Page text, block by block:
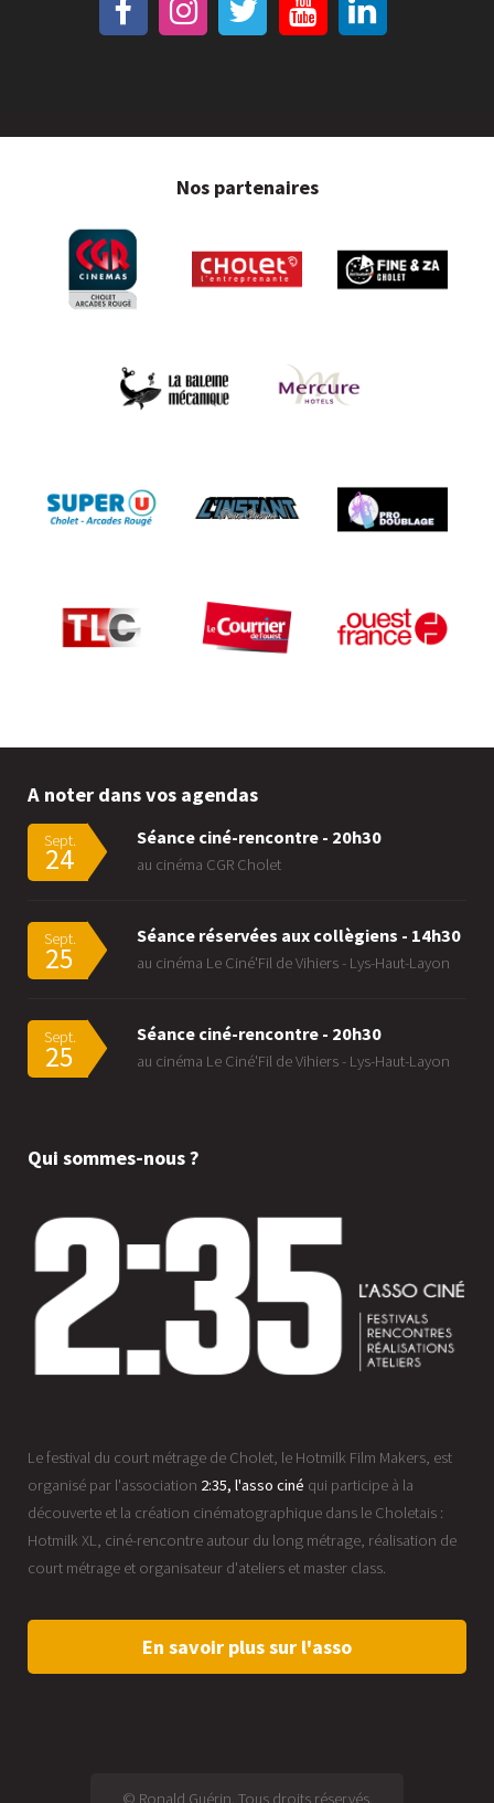
Nos partenaires
A noter dans vos agendas
Sept.
24
Séance ciné-rencontre - 20h30
au cinéma CGR Cholet
Sept.
25
Séance réservées aux collègiens - 14h30
au cinéma Le Ciné'Fil de Vihiers - Lys-Haut-Layon
Sept.
25
Séance ciné-rencontre - 20h30
au cinéma Le Ciné'Fil de Vihiers - Lys-Haut-Layon
Qui sommes-nous ?
Le festival du court métrage de Cholet, le Hotmilk Film Makers, est
organisé par l'association 2:35, l'asso ciné qui participe à la
découverte et la création cinématographique dans le Choletais :
Hotmilk XL, ciné-rencontre autour du long métrage, réalisation de
court métrage et organisateur d'ateliers et master class.
En savoir plus sur l'asso
© Ronald Guérin. Tous droits réservés.